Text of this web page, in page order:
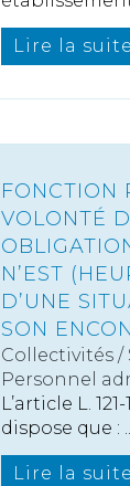
Lire la suite
FONCTION
VOLONTÉ
N’EST
D’UNE
SON
Collectivités /
Personnel
L’article L.
dispose que :
Lire la suite